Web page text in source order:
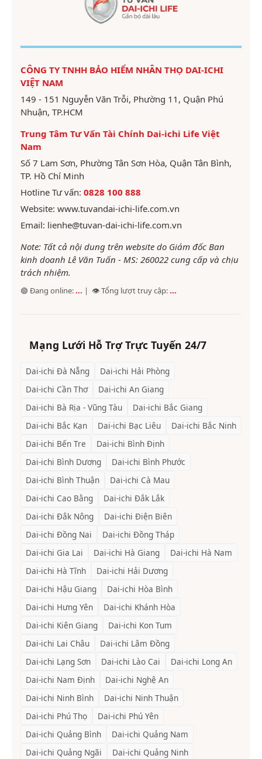
CÔNG TY TNHH BẢO HIỂM NHÂN THỌ DAI-ICHI
VIỆT NAM
149 - 151 Nguyễn Văn Trỗi, Phường 11, Quận Phú
Nhuận, TP.HCM
Trung Tâm Tư Vấn Tài Chính Dai-ichi Life Việt
Nam
Số 7 Lam Sơn, Phường Tân Sơn Hòa, Quận Tân Bình,
TP. Hồ Chí Minh
Hotline Tư vấn: 0828 100 888
Website: www.tuvandai-ichi-life.com.vn
Email: lienhe@tuvan-dai-ichi-life.com.vn
Note: Tất cả nội dung trên website do Giám đốc Ban
kinh doanh Lê Văn Tuấn - MS: 260022 cung cấp và chịu
trách nhiệm.
🟢 Đang online:... | 👁️ Tổng lượt truy cập:...
Mạng Lưới Hỗ Trợ Trực Tuyến 24/7
Dai-ichi Đà Nẵng Dai-ichi Hải Phòng
Dai-ichi Cần Thơ Dai-ichi An Giang
Dai-ichi Bà Rịa - Vũng Tàu Dai-ichi Bắc Giang
Dai-ichi Bắc Kạn Dai-ichi Bạc Liêu Dai-ichi Bắc Ninh
Dai-ichi Bến Tre Dai-ichi Bình Định
Dai-ichi Bình Dương Dai-ichi Bình Phước
Dai-ichi Bình Thuận Dai-ichi Cà Mau
Dai-ichi Cao Bằng Dai-ichi Đắk Lắk
Dai-ichi Đắk Nông Dai-ichi Điện Biên
Dai-ichi Đồng Nai Dai-ichi Đồng Tháp
Dai-ichi Gia Lai Dai-ichi Hà Giang Dai-ichi Hà Nam
Dai-ichi Hà Tĩnh Dai-ichi Hải Dương
Dai-ichi Hậu Giang Dai-ichi Hòa Bình
Dai-ichi Hưng Yên Dai-ichi Khánh Hòa
Dai-ichi Kiên Giang Dai-ichi Kon Tum
Dai-ichi Lai Châu Dai-ichi Lâm Đồng
Dai-ichi Lạng Sơn Dai-ichi Lào Cai Dai-ichi Long An
Dai-ichi Nam Định Dai-ichi Nghệ An
Dai-ichi Ninh Bình Dai-ichi Ninh Thuận
Dai-ichi Phú Thọ Dai-ichi Phú Yên
Dai-ichi Quảng Bình Dai-ichi Quảng Nam
Dai-ichi Quảng Ngãi Dai-ichi Quảng Ninh